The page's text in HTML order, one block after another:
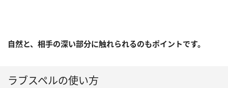
自然と、相手の深い部分に触れられるのもポイントです。
ラブスペルの使い方